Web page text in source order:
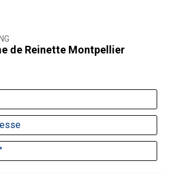
de Reinette Montpellier